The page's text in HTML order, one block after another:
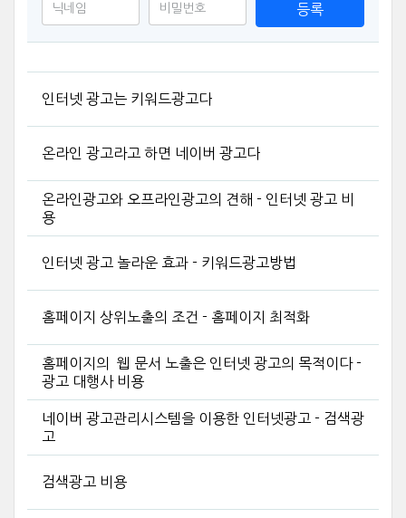
등록
인터넷 광고는 키워드광고다
온라인 광고라고 하면 네이버 광고다
온라인광고와 오프라인광고의 견해 - 인터넷 광고 비
용
인터넷 광고 놀라운 효과 - 키워드광고방법
홈페이지 상위노출의 조건 - 홈페이지 최적화
홈페이지의 웹 문서 노출은 인터넷 광고의 목적이다 -
광고 대행사 비용
네이버 광고관리시스템을 이용한 인터넷광고 - 검색광
고
검색광고 비용